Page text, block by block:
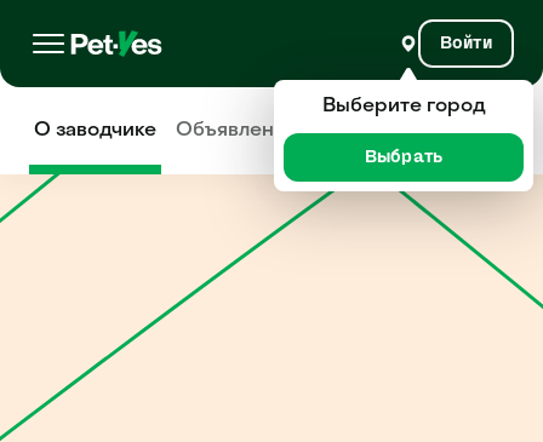
Войти
О заводчике Объявления Отзывы
Выберите город
Выбрать